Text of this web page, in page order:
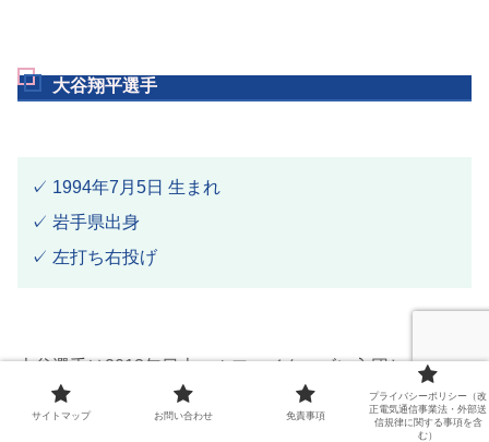
大谷翔平選手
✓ 1994年7月5日 生まれ
✓ 岩手県出身
✓ 左打ち右投げ
大谷選手は2013年日本ハムファイターズに入団し、投手
としても打者としても大活躍していました。
中でも2016年には「2桁勝利･100安打･20本塁打」の偉業
サイトマップ お問い合わせ 免責事項
プライバシーポリシー（改
正電気通信事業法・外部送
信規律に関する事項を含
む）